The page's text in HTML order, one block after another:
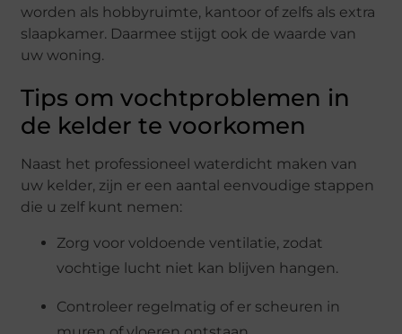
worden als hobbyruimte, kantoor of zelfs als extra
slaapkamer. Daarmee stijgt ook de waarde van
uw woning.
Tips om vochtproblemen in
de kelder te voorkomen
Naast het professioneel waterdicht maken van
uw kelder, zijn er een aantal eenvoudige stappen
die u zelf kunt nemen:
Zorg voor voldoende ventilatie, zodat
vochtige lucht niet kan blijven hangen.
Controleer regelmatig of er scheuren in